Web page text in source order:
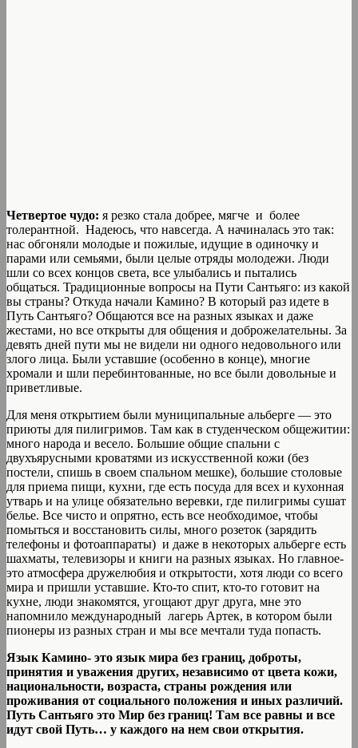
Четвертое чудо: я резко стала добрее, мягче и более
толерантной. Надеюсь, что навсегда. А начиналась это так:
нас обгоняли молодые и пожилые, идущие в одиночку и
парами или семьями, были целые отряды молодежи. Люди
шли со всех концов света, все улыбались и пытались
общаться. Традиционные вопросы на Пути Сантьяго: из какой
вы страны? Откуда начали Камино? В который раз идете в
Путь Сантьяго? Общаются все на разных языках и даже
жестами, но все открыты для общения и доброжелательны. За
девять дней пути мы не видели ни одного недовольного или
злого лица. Были уставшие (особенно в конце), многие
хромали и шли перебинтованные, но все были довольные и
приветливые.
Для меня открытием были муниципальные альберге — это
приюты для пилигримов. Там как в студенческом общежитии:
много народа и весело. Большие общие спальни с
двухъярусными кроватями из искусственной кожи (без
постели, спишь в своем спальном мешке), большие столовые
для приема пищи, кухни, где есть посуда для всех и кухонная
утварь и на улице обязательно веревки, где пилигримы сушат
белье. Все чисто и опрятно, есть все необходимое, чтобы
помыться и восстановить силы, много розеток (зарядить
телефоны и фотоаппараты) и даже в некоторых альберге есть
шахматы, телевизоры и книги на разных языках. Но главное-
это атмосфера дружелюбия и открытости, хотя люди со всего
мира и пришли уставшие. Кто-то спит, кто-то готовит на
кухне, люди знакомятся, угощают друг друга, мне это
напомнило международный лагерь Артек, в котором были
пионеры из разных стран и мы все мечтали туда попасть.
Язык Камино- это язык мира без границ, доброты,
принятия и уважения других, независимо от цвета кожи,
национальности, возраста, страны рождения или
проживания от социального положения и иных различий.
Путь Сантьяго это Мир без границ! Там все равны и все
идут свой Путь… у каждого на нем свои открытия.